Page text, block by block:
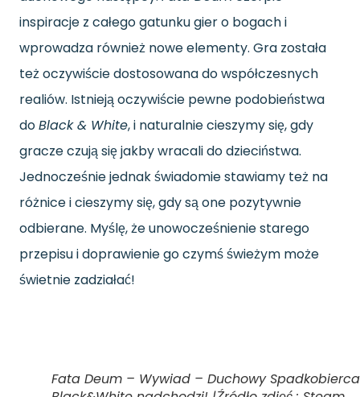
inspiracje z całego gatunku gier o bogach i
wprowadza również nowe elementy. Gra została
też oczywiście dostosowana do współczesnych
realiów. Istnieją oczywiście pewne podobieństwa
doBlack & White, i naturalnie cieszymy się, gdy
gracze czują się jakby wracali do dzieciństwa.
Jednocześnie jednak świadomie stawiamy też na
różnice i cieszymy się, gdy są one pozytywnie
odbierane. Myślę, że unowocześnienie starego
przepisu i doprawienie go czymś świeżym może
świetnie zadziałać!
Fata Deum – Wywiad – Duchowy Spadkobierca